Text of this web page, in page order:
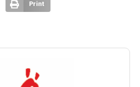
Print